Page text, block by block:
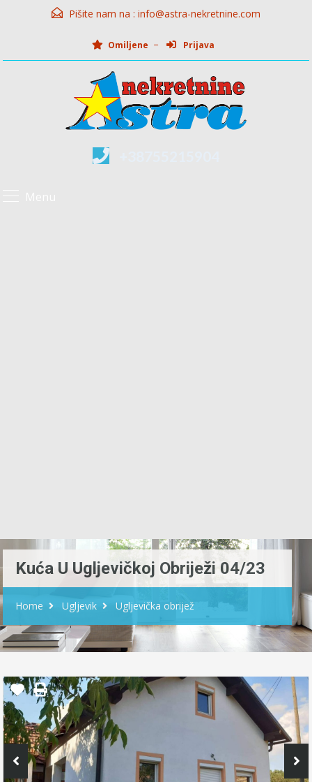
Pišite nam na : info@astra-nekretnine.com
Omiljene Prijava
Kuća U Ugljevičkoj Obriježi 04/23
Home Ugljevik Ugljevička obrijež